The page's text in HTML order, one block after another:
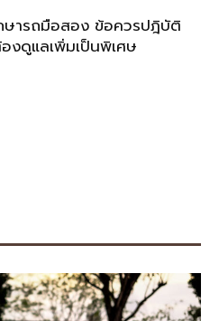
ษารถมือสอง ข้อควรปฎิบัติ
งดูแลเพิ่มเป็นพิเศษ